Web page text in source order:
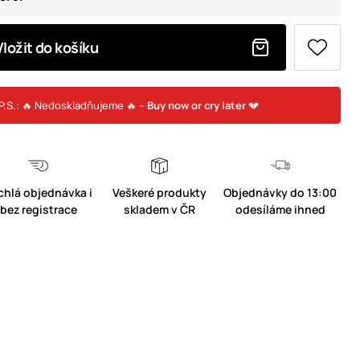
do košíku
🔥 Nedoskladňujeme 🔥 – Buy now or cry later💔
objednávka i
bez registrace
Veškeré produkty
skladem v ČR
Objednávky do 13:00
odesíláme ihned